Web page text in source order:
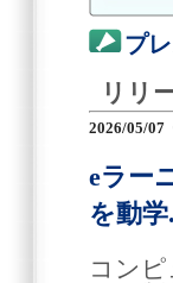
プ
リリ
2026/05/07
eラー
を動
コン